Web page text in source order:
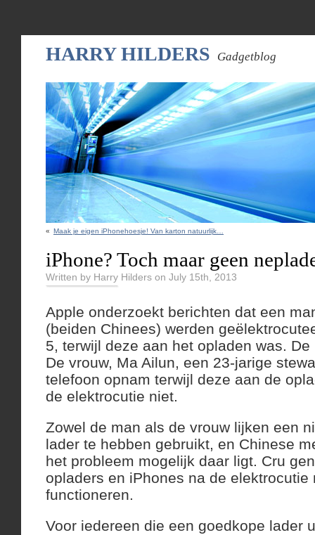
HARRY HILDERS Gadgetblog
« Maak je eigen iPhonehoesje! Van karton natuurlijk…
iPhone? Toch maar geen
Written by Harry Hilders on July 15th, 2013
Apple onderzoekt berichten dat een
(beiden Chinees) werden
5, terwijl deze aan het opladen was.
De vrouw, Ma Ailun, een 23-jarige
telefoon opnam terwijl deze aan de
de elektrocutie niet.
Zowel de man als de vrouw lijken een
lader te hebben gebruikt, en Chinese
het probleem mogelijk daar ligt. Cru
opladers en iPhones na de elektrocutie
functioneren.
Voor iedereen die een goedkope lader